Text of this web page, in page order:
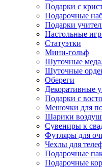
Подарки с
Подарочные
Подарки
Настольные
Статуэтки
Мини-гольф
Шуточные
Шуточные
Обереги
Декоративные
Подарки с
Мешочки для
Шарики
Сувениры к
Футляры для
Чехлы для
Подарочные
Подарочные